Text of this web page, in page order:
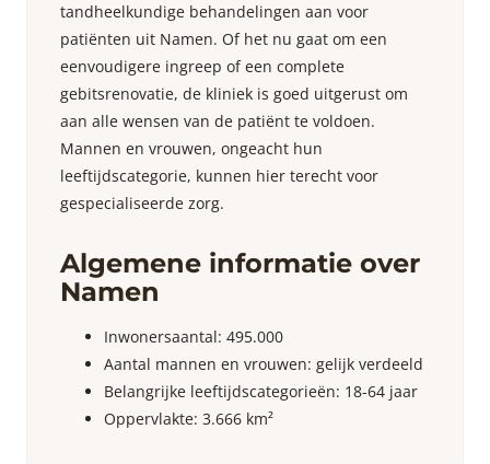
tandheelkundige behandelingen aan voor
patiënten uit Namen. Of het nu gaat om een
eenvoudigere ingreep of een complete
gebitsrenovatie, de kliniek is goed uitgerust om
aan alle wensen van de patiënt te voldoen.
Mannen en vrouwen, ongeacht hun
leeftijdscategorie, kunnen hier terecht voor
gespecialiseerde zorg.
Algemene informatie over
Namen
Inwonersaantal: 495.000
Aantal mannen en vrouwen: gelijk verdeeld
Belangrijke leeftijdscategorieën: 18-64 jaar
Oppervlakte: 3.666 km²